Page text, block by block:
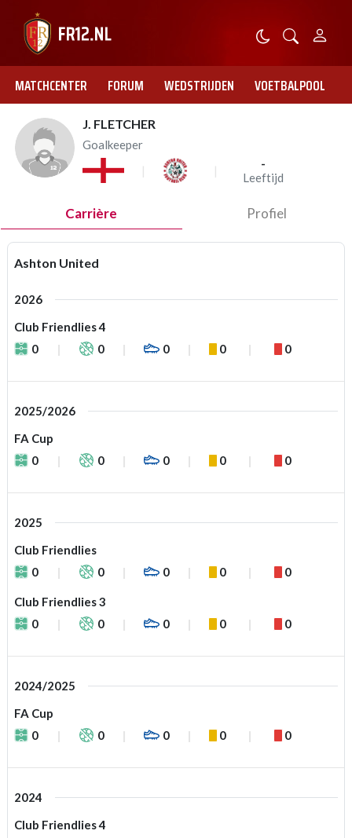
MATCHCENTER FORUM WEDSTRIJDEN VOETBALPOOL
J. FLETCHER
Goalkeeper
-
Leeftijd
Carrière Profiel
Ashton United
2026
Club Friendlies 4
0
0 0 0 0
2025/2026
FA Cup
0
0 0 0 0
2025
Club Friendlies
0
0 0 0 0
Club Friendlies 3
0
0 0 0 0
2024/2025
FA Cup
0
0 0 0 0
2024
Club Friendlies 4